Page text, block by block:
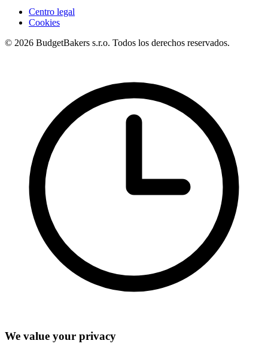
Centro legal
Cookies
© 2026 BudgetBakers s.r.o. Todos los derechos reservados.
We value your privacy